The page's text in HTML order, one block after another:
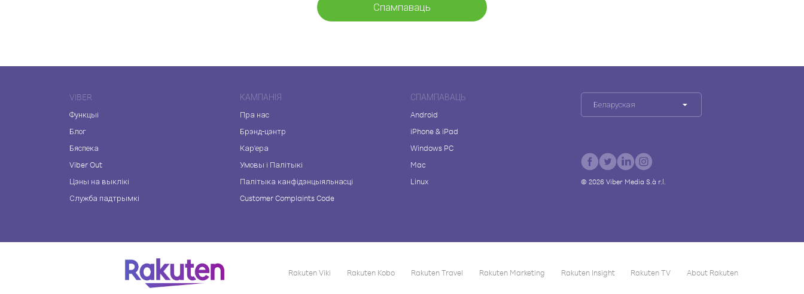
Спампаваць
VIBER
Функцыі
Блог
Бяспека
Viber Out
Цэны на выклікі
Служба падтрымкі
КАМПАНІЯ
Пра нас
Брэнд-цэнтр
Кар'ера
Умовы і Палітыкі
Палітыка канфідэнцыяльнасці
Customer Complaints Code
СПАМПАВАЦЬ
Android
iPhone & iPad
Windows PC
Mac
Linux
Беларуская
© 2026 Viber Media S.à r.l.
Rakuten Viki Rakuten Kobo Rakuten Travel Rakuten Marketing Rakuten Insight Rakuten TV About Rakuten